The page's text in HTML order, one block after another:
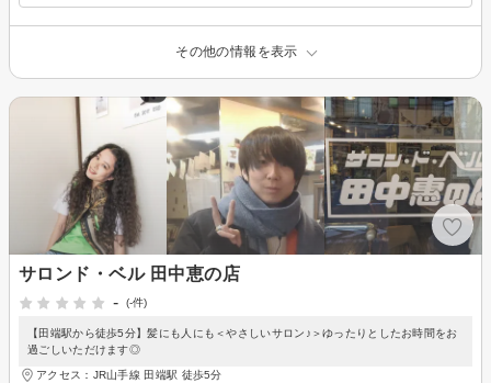
その他の情報を表示
サロンド・ベル 田中恵の店
-
(-件)
【田端駅から徒歩5分】髪にも人にも＜やさしいサロン♪＞ゆったりとしたお時間をお
過ごしいただけます◎
アクセス：JR山手線 田端駅 徒歩5分